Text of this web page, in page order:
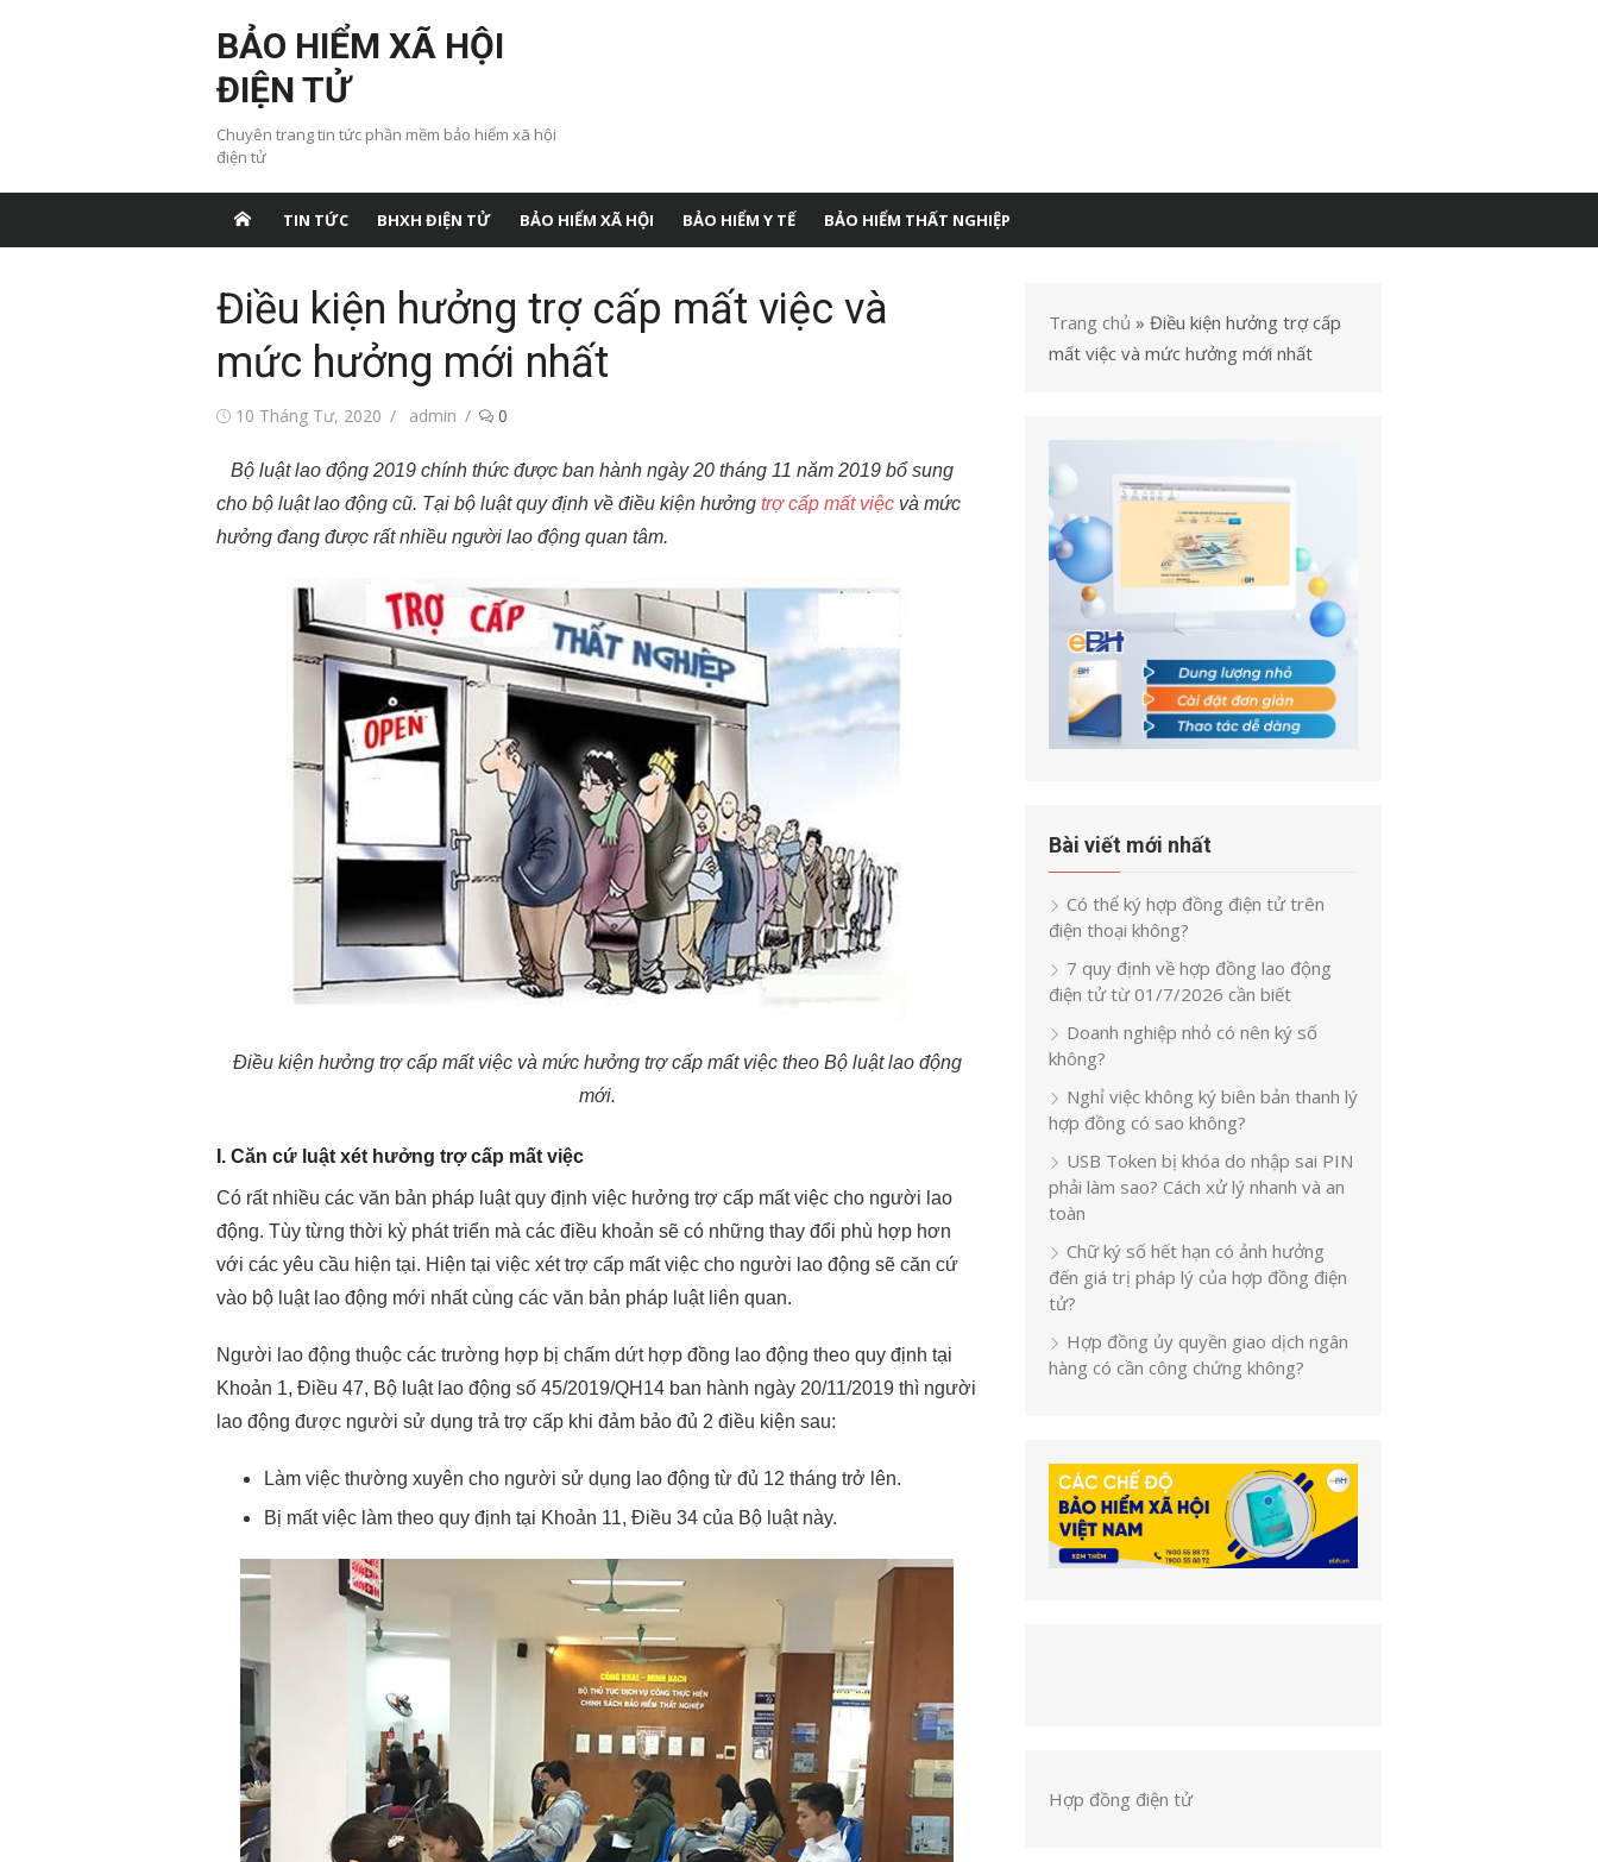
BẢO HIỂM XÃ HỘI
ĐIỆN TỬ
Chuyên trang tin tức phần mềm bảo hiểm xã hội
điện tử
TIN TỨC BHXH ĐIỆN TỬ BẢO HIỂM XÃ HỘI BẢO HIỂM Y TẾ BẢO HIỂM THẤT NGHIỆP
Điều kiện hưởng trợ cấp mất việc và
mức hưởng mới nhất
Đăng10 Tháng Tư, 2020
Tác
admin 0
Bộ luật lao động 2019 chính thức được ban hành ngày 20 tháng 11 năm 2019 bổ sung
cho bộ luật lao động cũ. Tại bộ luật quy định về điều kiện hưởng trợ cấp mất việc và mức
hưởng đang được rất nhiều người lao động quan tâm.
Điều kiện hưởng trợ cấp mất việc và mức hưởng trợ cấp mất việc theo Bộ luật lao động
mới.
I. Căn cứ luật xét hưởng trợ cấp mất việc
Có rất nhiều các văn bản pháp luật quy định việc hưởng trợ cấp mất việc cho người lao
động. Tùy từng thời kỳ phát triển mà các điều khoản sẽ có những thay đổi phù hợp hơn
với các yêu cầu hiện tại. Hiện tại việc xét trợ cấp mất việc cho người lao động sẽ căn cứ
vào bộ luật lao động mới nhất cùng các văn bản pháp luật liên quan.
Người lao động thuộc các trường hợp bị chấm dứt hợp đồng lao động theo quy định tại
Khoản 1, Điều 47, Bộ luật lao động số 45/2019/QH14 ban hành ngày 20/11/2019 thì người
lao động được người sử dụng trả trợ cấp khi đảm bảo đủ 2 điều kiện sau:
Làm việc thường xuyên cho người sử dụng lao động từ đủ 12 tháng trở lên.
Bị mất việc làm theo quy định tại Khoản 11, Điều 34 của Bộ luật này.
Trang chủ » Điều kiện hưởng trợ cấp
mất việc và mức hưởng mới nhất
Bài viết mới nhất
Có thể ký hợp đồng điện tử trên
điện thoại không?
7 quy định về hợp đồng lao động
điện tử từ 01/7/2026 cần biết
Doanh nghiệp nhỏ có nên ký số
không?
Nghỉ việc không ký biên bản thanh lý
hợp đồng có sao không?
USB Token bị khóa do nhập sai PIN
phải làm sao? Cách xử lý nhanh và an
toàn
Chữ ký số hết hạn có ảnh hưởng
đến giá trị pháp lý của hợp đồng điện
tử?
Hợp đồng ủy quyền giao dịch ngân
hàng có cần công chứng không?
Hợp đồng điện tử